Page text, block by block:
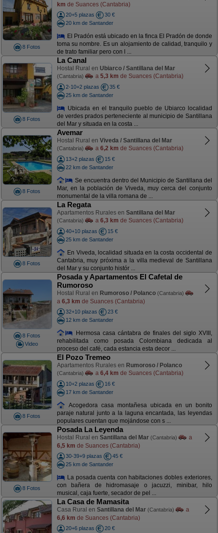
8 Fotos
km de Suances (Cantabria)
20+5 plazas
30 €
20 km de Santander
El Pradón está ubicado en la finca El Pradón de donde
toma su nombre. Es un alojamiento de calidad, tranquilo y
de trato familiar pero con l ...
8 Fotos
La Canal
Hostal Rural en Ubiarco / Santillana del Mar
(Cantabria) a 5,3 km de Suances (Cantabria)
2-10+2 plazas
35 €
25 km de Santander
Ubicada en el tranquilo pueblo de Ubiarco localidad
de verdes prados perteneciente al municipio de Santillana
del Mar y situada en la costa ...
8 Fotos
Avemar
Hostal Rural en Viveda / Santillana del Mar
(Cantabria) a 6,2 km de Suances (Cantabria)
13+2 plazas
15 €
22 km de Santander
Se encuentra dentro del Municipio de Santillana del
Mar, en la población de Viveda, muy cerca del conjunto
monumental de la villa romana de ...
8 Fotos
La Regata
Apartamentos Rurales en Santillana del Mar
(Cantabria) a 6,3 km de Suances (Cantabria)
40+10 plazas
15 €
25 km de Santander
En Viveda, localidad situada en la costa occidental de
Cantabria, muy próxima a la villa medieval de Santillana
del Mar y su conjunto histór ...
8 Fotos
Video
Posada y Apartamentos El Cafetal de
Rumoroso
Hostal Rural en Rumoroso / Polanco (Cantabria)
a 6,3 km de Suances (Cantabria)
32+10 plazas
23 €
12 km de Santander
Hermosa casa cántabra de finales del siglo XVIII,
rehabilitada como posada Colombiana dedicada al
proceso del café, cada estancia esta decor ...
8 Fotos
El Pozo Tremeo
Apartamentos Rurales en Rumoroso / Polanco
(Cantabria) a 6,4 km de Suances (Cantabria)
10+2 plazas
16 €
17 km de Santander
Acogedora casa montañesa ubicada en un bonito
paraje natural junto a la laguna encantada, las leyendas
populares cuentan que mojándose con s ...
8 Fotos
Posada La Leyenda
Hostal Rural en Santillana del Mar (Cantabria)
a
6,5 km de Suances (Cantabria)
30-39+9 plazas
45 €
25 km de Santander
La posada cuenta con habitaciones dobles exteriores,
con bañera de hidromasaje o jacuzzi, minibar, hilo
musical, caja fuerte, secador de pel ...
La Casa de Mamasita
Casa Rural en Santillana del Mar (Cantabria)
a
6,6 km de Suances (Cantabria)
20+6 plazas 20 €